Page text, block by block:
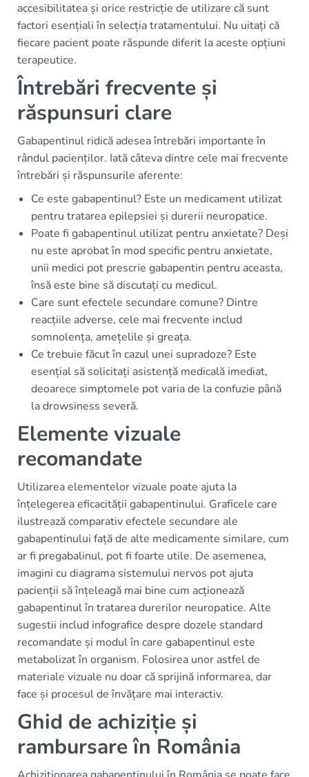
accesibilitatea și orice restricție de utilizare că sunt
factori esențiali în selecția tratamentului. Nu uitați că
fiecare pacient poate răspunde diferit la aceste opțiuni
terapeutice.
Întrebări frecvente și
răspunsuri clare
Gabapentinul ridică adesea întrebări importante în
rândul pacienților. Iată câteva dintre cele mai frecvente
întrebări și răspunsurile aferente:
Ce este gabapentinul? Este un medicament utilizat
pentru tratarea epilepsiei și durerii neuropatice.
Poate fi gabapentinul utilizat pentru anxietate? Deși
nu este aprobat în mod specific pentru anxietate,
unii medici pot prescrie gabapentin pentru aceasta,
însă este bine să discutați cu medicul.
Care sunt efectele secundare comune? Dintre
reacțiile adverse, cele mai frecvente includ
somnolența, amețelile și greața.
Ce trebuie făcut în cazul unei supradoze? Este
esențial să solicitați asistență medicală imediat,
deoarece simptomele pot varia de la confuzie până
la drowsiness severă.
Elemente vizuale
recomandate
Utilizarea elementelor vizuale poate ajuta la
înțelegerea eficacității gabapentinului. Graficele care
ilustrează comparativ efectele secundare ale
gabapentinului față de alte medicamente similare, cum
ar fi pregabalinul, pot fi foarte utile. De asemenea,
imagini cu diagrama sistemului nervos pot ajuta
pacienții să înțeleagă mai bine cum acționează
gabapentinul în tratarea durerilor neuropatice. Alte
sugestii includ infografice despre dozele standard
recomandate și modul în care gabapentinul este
metabolizat în organism. Folosirea unor astfel de
materiale vizuale nu doar că sprijină informarea, dar
face și procesul de învățare mai interactiv.
Ghid de achiziție și
rambursare în România